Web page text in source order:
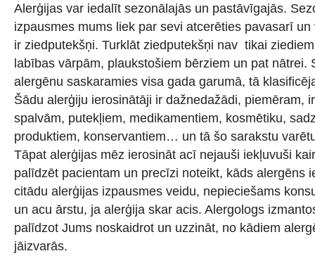
Alerģijas var iedalīt sezonālajās un pastāvīgajās.
izpausmes mums liek par sevi atcerēties pavasarī
ir ziedputekšņi. Turklāt ziedputekšņi nav tikai
labības vārpām, plaukstošiem bērziem un pat nātrei.
alergēnu saskaramies visa gada garumā, tā
Šādu alerģiju ierosinātāji ir dažnedažādi, piemēram,
spalvām, putekļiem, medikamentiem, kosmētiku,
produktiem, konservantiem… un tā šo sarakstu
Tāpat alerģijas mēz ierosināt acī nejauši iekļuvuši
palīdzēt pacientam un precīzi noteikt, kāds alergēns
citādu alerģijas izpausmes veidu, nepieciešams
un acu ārstu, ja alerģija skar acis. Alergologs
palīdzot Jums noskaidrot un uzzināt, no kādiem
jāizvarās.